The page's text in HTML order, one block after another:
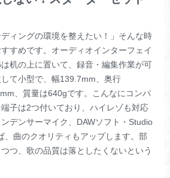
ディングの環境を整えたい！」そんな時
すめです。オーディオインターフェイ
机の上に置いて、録音・編集作業が可
て小型で、幅139.7mm、奥行
、質量は640gです。こんなにコンパ
子は2つ付いており、ハイレゾも対応
デンサーマイク、DAWソフト・Studio
、曲のクオリティもアップします。部
つ、歌の品質は落としたくないという